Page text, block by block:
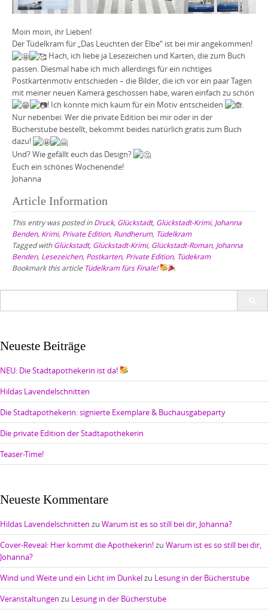
Moin moin, ihr Lieben!
Der Tüdelkram für „Das Leuchten der Elbe“ ist bei mir angekommen!
Hach, ich liebe ja Lesezeichen und Karten, die zum Buch
passen. Diesmal habe ich mich allerdings für ein richtiges
Postkartenmotiv entschieden – die Bilder, die ich vor ein paar Tagen
mit meiner neuen Kamera geschossen habe, waren einfach zu schön
! Ich konnte mich kaum für ein Motiv entscheiden
.
Nur nebenbei: Wer die private Edition bei mir oder in der
Bücherstube bestellt, bekommt beides natürlich gratis zum Buch
dazu!
Und? Wie gefällt euch das Design?
Euch ein schönes Wochenende!
Johanna
Article Information
This entry was posted inDruck, Glückstadt, Glückstadt-Krimi, Johanna
Benden, Krimi, Private Edition, Rundherum, Tüdelkram
Tagged withGlückstadt, Glückstadt-Krimi, Glückstadt-Roman, Johanna
Benden, Lesezeichen, Postkarten, Private Edition, Tüdekram
Bookmark this article Tüdelkram fürs Finale!
Neueste Beiträge
NEU: Die Stadtapothekerin ist da!
Hildas Lavendelschnitten
Die Stadtapothekerin: signierte Exemplare & Buchausgabeparty
Die private Edition der Stadtapothekerin
Teaser-Time!
Neueste Kommentare
Hildas Lavendelschnitten zu Warum ist es so still bei dir, Johanna?
Cover-Reveal: Hier kommt die Apothekerin!zu Warum ist es so still bei dir,
Johanna?
Wind und Weite und ein Licht im Dunkelzu Lesung in der Bücherstube
Veranstaltungen zu Lesung in der Bücherstube